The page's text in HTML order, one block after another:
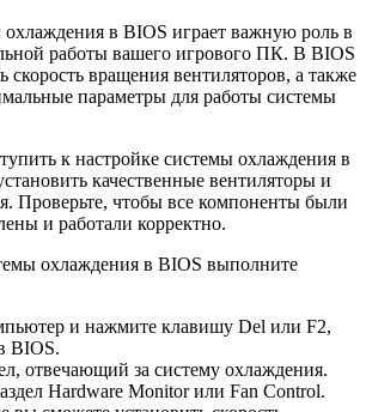
в BIOS играет важную роль в
работы вашего игрового ПК. В BIOS
скорость вращения вентиляторов, а также
параметры для работы системы
к настройке системы охлаждения в
качественные вентиляторы и
Проверьте, чтобы все компоненты были
и работали корректно.
охлаждения в BIOS выполните
и нажмите клавишу Del или F2,
BIOS.
отвечающий за систему охлаждения.
Hardware Monitor или Fan Control.